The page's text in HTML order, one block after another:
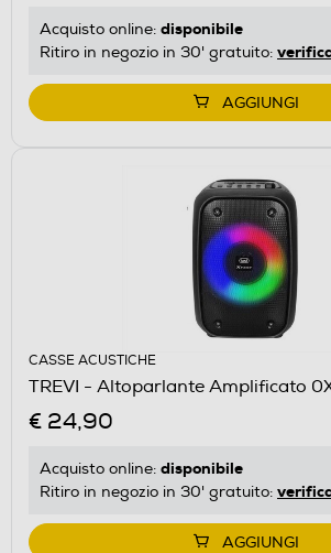
Acquisto online: disponibile
Ritiro in negozio in 30' gratuito:
AGGIUNGI
CASSE ACUSTICHE
TREVI - Altoparlante Amplificato
€ 24,90
Acquisto online: disponibile
Ritiro in negozio in 30' gratuito:
AGGIUNGI